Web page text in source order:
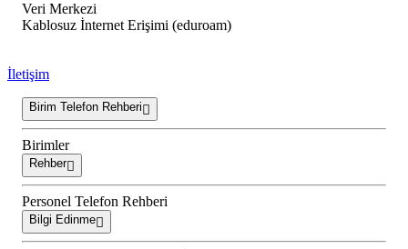
Veri Merkezi
Kablosuz İnternet Erişimi (eduroam)
İletişim
Birim Telefon Rehberi
Birimler
Rehber
Personel Telefon Rehberi
Bilgi Edinme